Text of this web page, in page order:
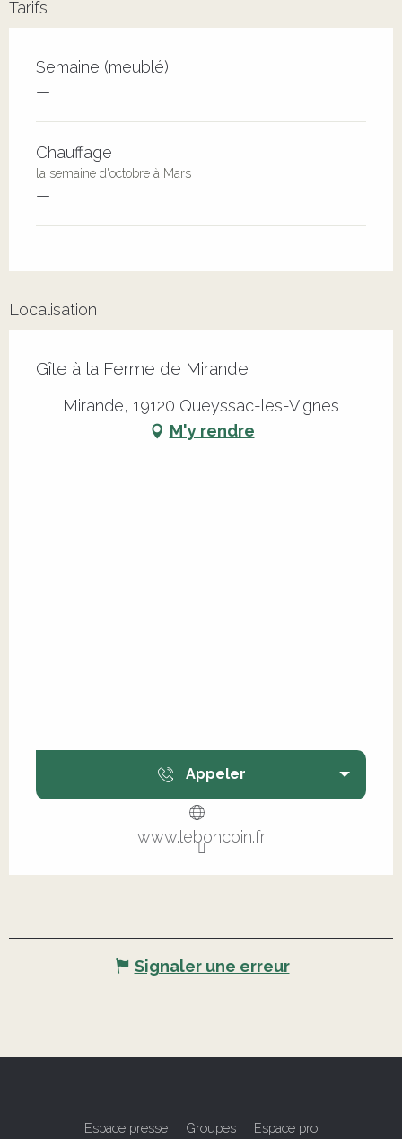
Tarifs
Tarifs 2026
Semaine (meublé)
—
Chauffage
la semaine d'octobre à Mars
—
Localisation
Gîte à la Ferme de Mirande
Mirande, 19120 Queyssac-les-Vignes
M'y rendre
Appeler
www.leboncoin.fr
Signaler une erreur
Espace presse Groupes Espace pro